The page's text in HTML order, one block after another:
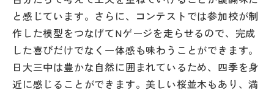
お問い合わせ
個人情報保護方針
と感じています。さらに、コンテストでは参加校が制
作した模型をつなげてNゲージを走らせるので、完成
した喜びだけでなく一体感も味わうことができます。
日大三中は豊かな自然に囲まれているため、四季を身
近に感じることができます。美しい桜並木もあり、満